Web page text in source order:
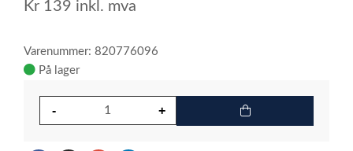
Kr 139 inkl. mva
Varenummer: 820776096
På lager